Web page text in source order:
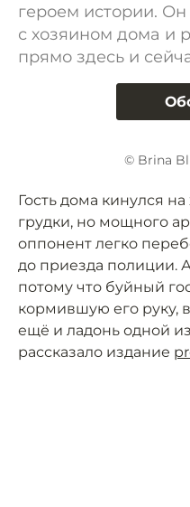
героем истории.
с хозяином дома и
прямо здесь и
© Brina
Гость дома кинулся
грудки, но мощного
оппонент легко
до приезда полиции.
потому что буйный
кормившую его руку,
ещё и ладонь одной
рассказало издание